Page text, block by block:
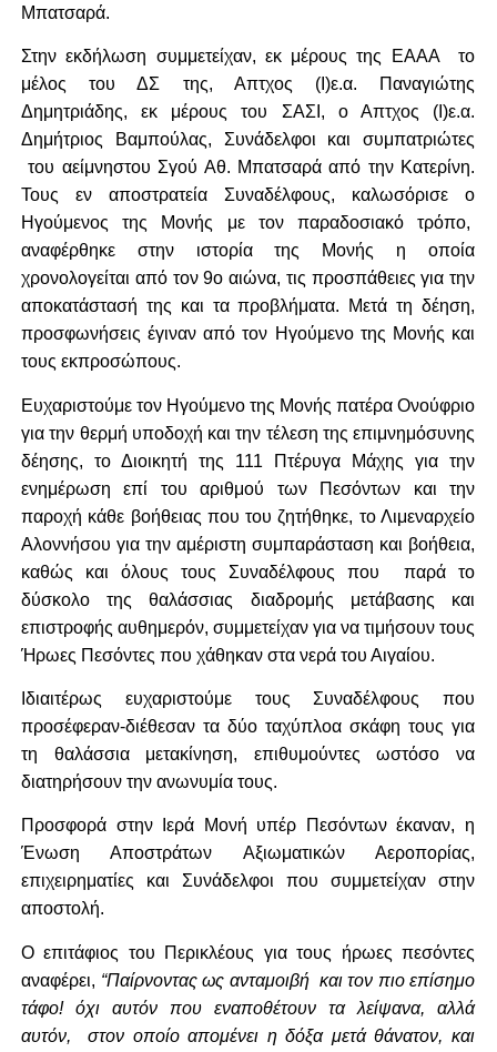
Μπατσαρά.
Στην εκδήλωση συμμετείχαν, εκ μέρους της ΕΑΑΑ το
μέλος του ΔΣ της, Απτχος (Ι)ε.α. Παναγιώτης
Δημητριάδης, εκ μέρους του ΣΑΣΙ, ο Απτχος (Ι)ε.α.
Δημήτριος Βαμπούλας, Συνάδελφοι και συμπατριώτες
του αείμνηστου Σγού Αθ. Μπατσαρά από την Κατερίνη.
Τους εν αποστρατεία Συναδέλφους, καλωσόρισε ο
Ηγούμενος της Μονής με τον παραδοσιακό τρόπο,
αναφέρθηκε στην ιστορία της Μονής η οποία
χρονολογείται από τον 9ο αιώνα, τις προσπάθειες για την
αποκατάστασή της και τα προβλήματα. Μετά τη δέηση,
προσφωνήσεις έγιναν από τον Ηγούμενο της Μονής και
τους εκπροσώπους.
Ευχαριστούμε τον Ηγούμενο της Μονής πατέρα Ονούφριο
για την θερμή υποδοχή και την τέλεση της επιμνημόσυνης
δέησης, το Διοικητή της 111 Πτέρυγα Μάχης για την
ενημέρωση επί του αριθμού των Πεσόντων και την
παροχή κάθε βοήθειας που του ζητήθηκε, το Λιμεναρχείο
Αλοννήσου για την αμέριστη συμπαράσταση και βοήθεια,
καθώς και όλους τους Συναδέλφους που παρά το
δύσκολο της θαλάσσιας διαδρομής μετάβασης και
επιστροφής αυθημερόν, συμμετείχαν για να τιμήσουν τους
Ήρωες Πεσόντες που χάθηκαν στα νερά του Αιγαίου.
Ιδιαιτέρως ευχαριστούμε τους Συναδέλφους που
προσέφεραν-διέθεσαν τα δύο ταχύπλοα σκάφη τους για
τη θαλάσσια μετακίνηση, επιθυμούντες ωστόσο να
διατηρήσουν την ανωνυμία τους.
Προσφορά στην Ιερά Μονή υπέρ Πεσόντων έκαναν, η
Ένωση Αποστράτων Αξιωματικών Αεροπορίας,
επιχειρηματίες και Συνάδελφοι που συμμετείχαν στην
αποστολή.
Ο επιτάφιος του Περικλέους για τους ήρωες πεσόντες
αναφέρει, “Παίρνοντας ως ανταμοιβή και τον πιο επίσημο
τάφο! όχι αυτόν που εναποθέτουν τα λείψανα, αλλά
αυτόν, στον οποίο απομένει η δόξα μετά θάνατον, και